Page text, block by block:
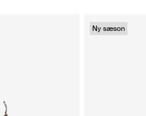
Ny sæson